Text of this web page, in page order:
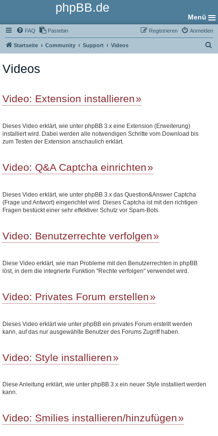
phpBB.de
Menü
FAQ Pastebin Anmelden
Registrieren
Startseite Community Support Videos
Videos
Video: Extension installieren
Dieses Video erklärt, wie unter phpBB 3.x eine Extension (Erweiterung)
installiert wird. Dabei werden alle notwendigen Schritte vom Download bis
zum Testen der Extension anschaulich erklärt.
Video: Q&A Captcha einrichten
Dieses Video erklärt, wie unter phpBB 3.x das Question&Answer Captcha
(Frage und Antwort) eingerichtet wird. Dieses Captcha ist mit den richtigen
Fragen bestückt einer sehr effektiver Schutz vor Spam-Bots.
Video: Benutzerrechte verfolgen
Diese Video erklärt, wie man Probleme mit den Benutzerrechten in phpBB
löst, in dem die integrierte Funktion "Rechte verfolgen" verwendet wird.
Video: Privates Forum erstellen
Dieses Video erklärt wie unter phpBB ein privates Forum erstellt werden
kann, auf das nur ausgewählte Benutzer des Forums Zugriff haben.
Video: Style installieren
Diese Anleitung erklärt, wie unter phpBB 3.x ein neuer Style installiert werden
kann.
Video: Smilies installieren/hinzufügen